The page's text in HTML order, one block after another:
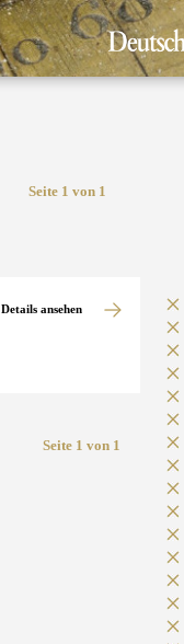
Seite 1 von 1
Details ansehen
Seite 1 von 1